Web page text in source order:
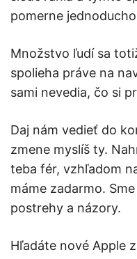
pomerne
Množstvo ľudí sa
spolieha práve na
sami nevedia, čo si
Daj nám vedieť do
zmene myslíš ty.
teba fér, vzhľadom
máme zadarmo.
postrehy a názory.
Hľadáte nové Apple